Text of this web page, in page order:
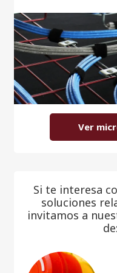
Ver
Si te interesa
soluciones
invitamos a
de: